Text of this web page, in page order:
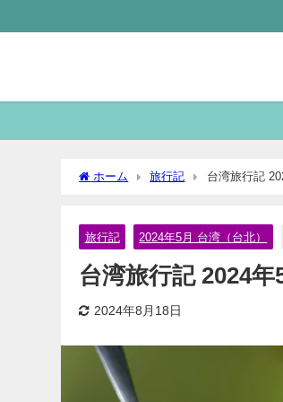
ホーム 旅行記 台湾旅行記
旅行記 2024年5月 台湾（台北）
台湾旅行記 2024
2024年8月18日